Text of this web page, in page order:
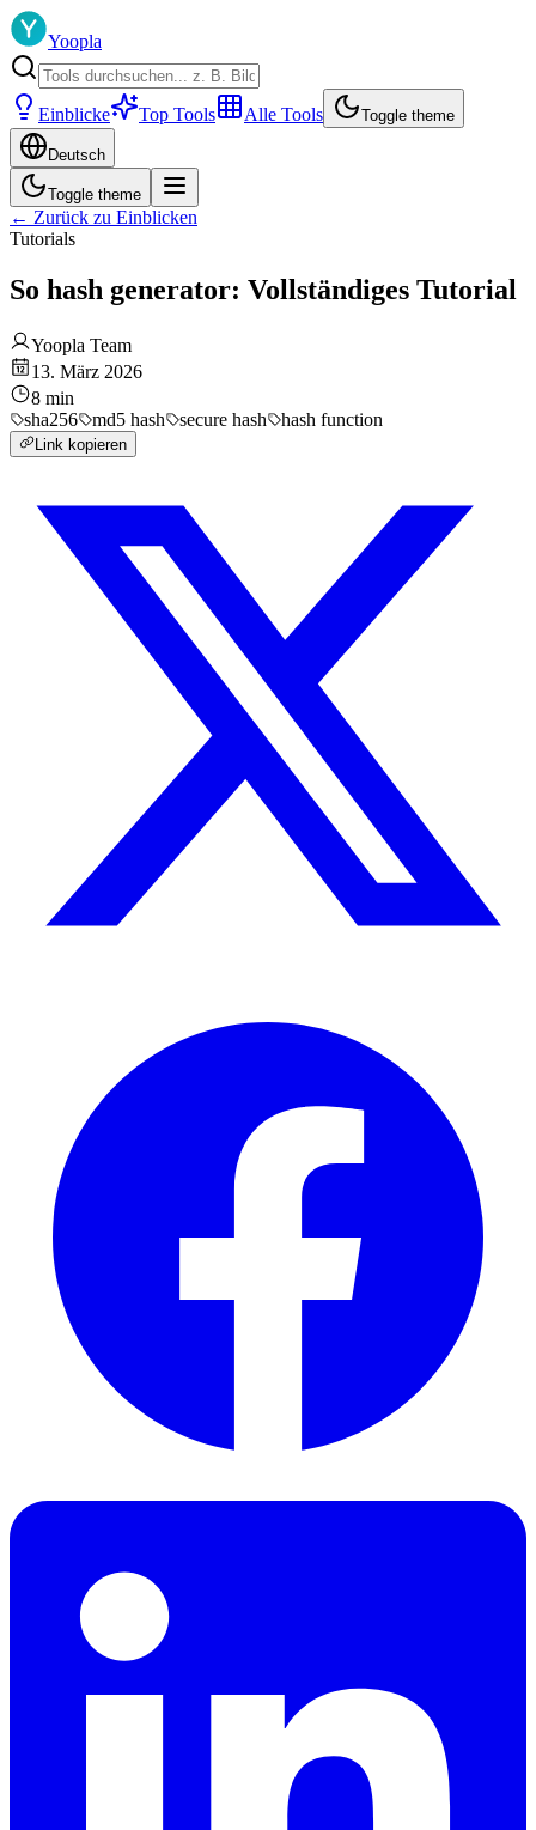
Yoopla
Einblicke Top Tools Alle Tools Toggle theme
Deutsch
Toggle theme
← Zurück zu Einblicken
Tutorials
So hash generator: Vollständiges Tutorial
Yoopla Team
13. März 2026
8 min
sha256
md5 hash secure hash hash function
Link kopieren